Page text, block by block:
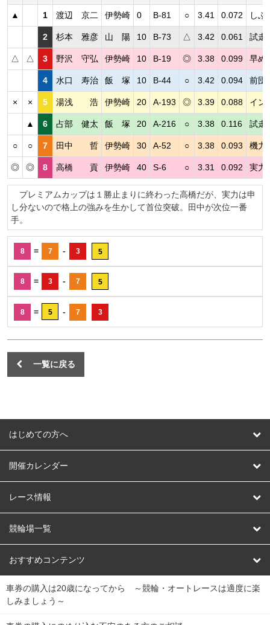
▲ 1 渡辺 京二 伊勢崎 0 B-81 ○ 3.41 0.072 しぶ
2 杉本 雅彦 山 陽 10 B-73 △ 3.42 0.061 試走
△ △ 3 野沢 守弘 伊勢崎 10 B-19 ◎ 3.38 0.099 早め
4 水口 寿治 飯 塚 10 B-44 ○ 3.42 0.094 前団
× × 5 湯浅 浩 伊勢崎 20 A-193 ◎ 3.39 0.088 イン
▲ 6 占部 健太 飯 塚 20 A-216 ○ 3.38 0.116 試走
○ ○ 7 田中 哲 伊勢崎 30 A-52 ○ 3.38 0.093 機力
◎ ◎ 8 高橋 貢 伊勢崎 40 S-6 ○ 3.31 0.092 実力
プレミアムカップは１勝止まりに終わった高橋だが、実力は申
し分ないので格上の強みを生かして首位突破。田中が次位一番
手。
8 = 7 - 3 5
8 = 3 - 7 5
8 = 5 - 7 3
一覧に戻る
はじめての方へ
はじめての方へ
開催カレンダー
競輪
オートレース
競輪くじ
Dokanto!
チャリロトプラザ
レース情報
レース予想
レース結果
キャリーオーバー一覧
競輪場一覧
北日本 函館競輪場
関
東
弥彦競輪場 前橋競輪場 取手競輪場 宇都宮競輪場
おすすめコンテンツ
競輪選手情報
Perfecta Navi
車券の購入は20歳になってから ～競輪・オートレースは適度に楽
しみましょう～